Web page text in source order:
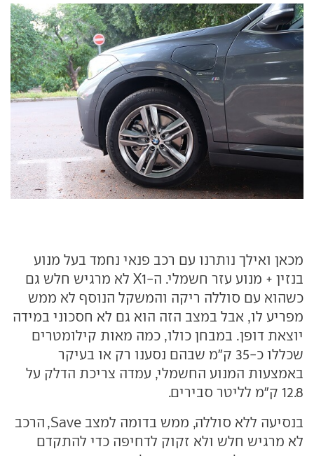
מכאן ואילך נותרנו עם רכב פנאי נחמד בעל מנוע
בנזין + מנוע עזר חשמלי. ה-X1 לא מרגיש חלש גם
כשהוא עם סוללה ריקה והמשקל הנוסף לא ממש
מפריע לו, אבל במצב הזה הוא גם לא חסכוני במידה
יוצאת דופן. במבחן כולו, כמה מאות קילומטרים
שכללו כ-35 ק"מ שבהם נסענו רק או בעיקר
באמצעות המנוע החשמלי, עמדה צריכת הדלק על
12.8 ק"מ לליטר סבירים.
בנסיעה ללא סוללה, ממש בדומה למצב Save, הרכב
לא מרגיש חלש ולא זקוק לדחיפה כדי להתקדם